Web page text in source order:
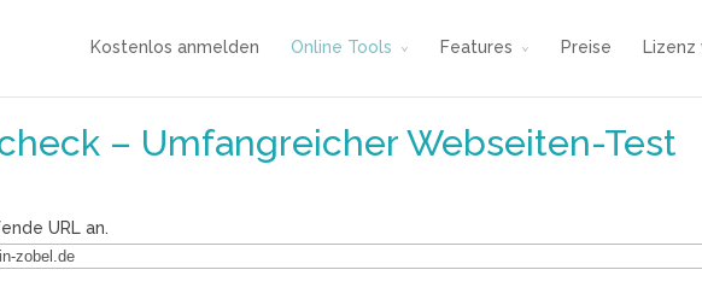
Kostenlos anmelden Online Tools Features Preise Lizenz
– Umfangreicher Webseiten-Test
URL an.